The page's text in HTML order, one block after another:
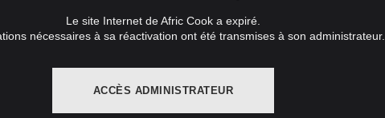
Le site Internet de Afric Cook a expiré.
nécessaires à sa réactivation ont été transmises à son administrateur.
ACCÈS ADMINISTRATEUR